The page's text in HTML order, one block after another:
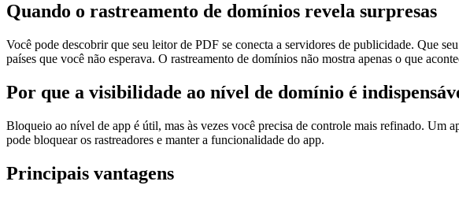
Quando o rastreamento de domínios revela surpresas
Você pode descobrir que seu leitor de PDF se conecta a servidores de publicidade. Que
países que você não esperava. O rastreamento de domínios não mostra apenas o que
Por que a visibilidade ao nível de domínio é
Bloqueio ao nível de app é útil, mas às vezes você precisa de controle mais refinado. Um
pode bloquear os rastreadores e manter a funcionalidade do app.
Principais vantagens